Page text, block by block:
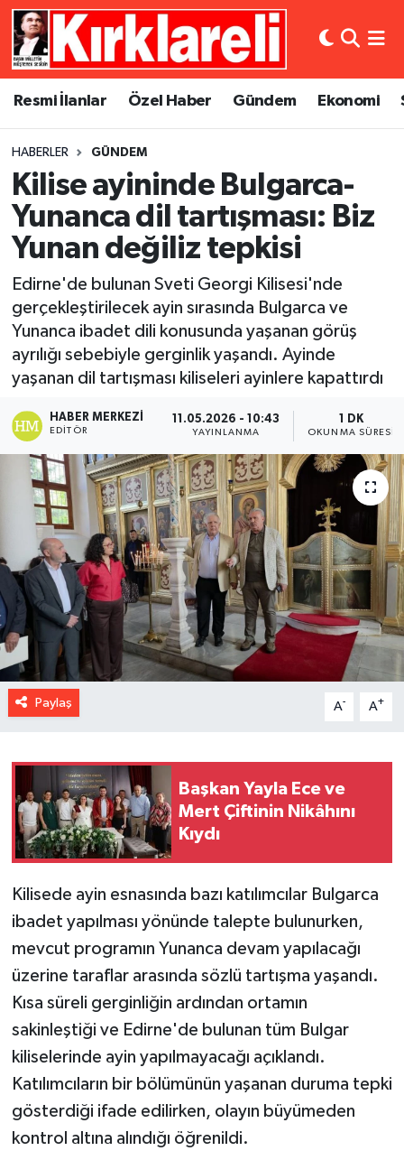
Resmi İlanlar Özel Haber Gündem Ekonomi
HABERLER GÜNDEM
Kilise ayininde Bulgarca-
Yunanca dil tartışması: Biz
Yunan değiliz tepkisi
Edirne'de bulunan Sveti Georgi Kilisesi'nde
gerçekleştirilecek ayin sırasında Bulgarca ve
Yunanca ibadet dili konusunda yaşanan görüş
ayrılığı sebebiyle gerginlik yaşandı. Ayinde
yaşanan dil tartışması kiliseleri ayinlere kapattırdı
HABER MERKEZI
EDITÖR
11.05.2026 - 10:43
YAYINLANMA
1 DK
OKUNMA SÜRESI
Paylaş A- A+
Başkan Yayla Ece ve
Mert Çiftinin Nikâhını
Kıydı
Kilisede ayin esnasında bazı katılımcılar Bulgarca
ibadet yapılması yönünde talepte bulunurken,
mevcut programın Yunanca devam yapılacağı
üzerine taraflar arasında sözlü tartışma yaşandı.
Kısa süreli gerginliğin ardından ortamın
sakinleştiği ve Edirne'de bulunan tüm Bulgar
kiliselerinde ayin yapılmayacağı açıklandı.
Katılımcıların bir bölümünün yaşanan duruma tepki
gösterdiği ifade edilirken, olayın büyümeden
kontrol altına alındığı öğrenildi.
Resmi İlanlar
Gündem
Siyaset
Spor
Asayiş
Dünya
Kültür Sanat
Magazin
Medya
Künye
Gizlilik Sözleşmesi
Merkez Nöbetçi Eczaneler
Merkez Trafik Yoğunluk Haritası
Süper Lig Puan Durumu ve Fikstür
Tüm Manşetler
Son Dakika Haberleri
Haber Arşivi